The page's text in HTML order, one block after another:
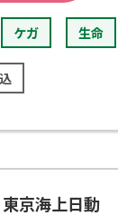
ケガ 生命
東京海上日動